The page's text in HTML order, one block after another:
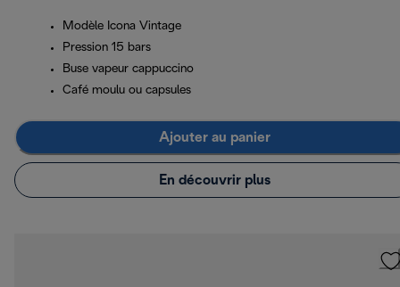
Modèle Icona Vintage
Pression 15 bars
Buse vapeur cappuccino
Café moulu ou capsules
Ajouter au panier
En découvrir plus